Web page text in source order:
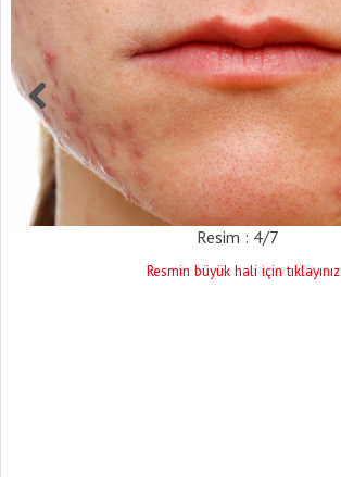
Resim : 4/7
Resmin büyük hali için tıklayınız